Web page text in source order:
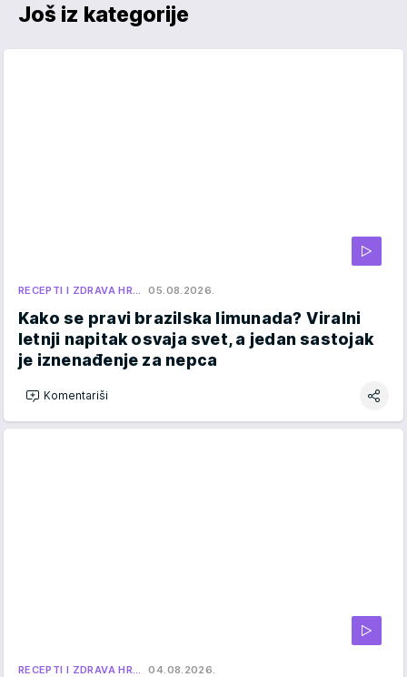
Još iz kategorije
RECEPTI I ZDRAVA HR… 05.08.2026.
Kako se pravi brazilska limunada? Viralni
letnji napitak osvaja svet, a jedan sastojak
je iznenađenje za nepca
Komentariši
RECEPTI I ZDRAVA HR… 04.08.2026.